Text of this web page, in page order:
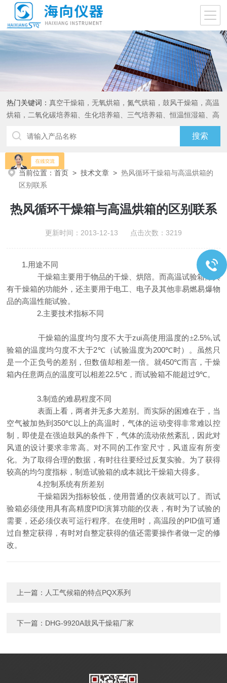
热门关键词：真空干燥箱，无氧烘箱，氮气烘箱，鼓风干燥箱，高温
烘箱，二氧化碳培养箱、生化培养箱、三气培养箱、恒温恒湿箱、高
当前位置：首页 >技术文章 >热风循环干燥箱与高温烘箱的
区别联系
热风循环干燥箱与高温烘箱的区别联系
更新时间：2013-12-13 点击次数：3219
1.用途不同
干燥箱主要用于物品的干燥、烘陪。而高温试验箱除具
有干燥箱的功能外，还主要用于电工、电子及其他非易燃易爆物
品的高温性能试验。
2.主要技术指标不同
干燥箱的温度均匀度不大于zui高使用温度的±2.5%,试
验箱的温度均匀度不大于2℃ （试验温度为200℃时）
。虽然只
是一个正负号的差别，但数值却相差一倍。就450℃而言，干燥
箱内任意两点的温度可以相差22.5℃ ，而试验箱不能超过9℃。
3.制造的难易程度不同
表面上看，两者并无多大差别。而实际的困难在于，当
空气被加热到350℃以上的高温时，气体的运动变得非常难以控
制，即使是在强迫鼓风的条件下，气体的流动依然紊乱，因此对
风道的设计要求非常高。对不同的工作室尺寸，风道应有所变
化。为了取得合理的数据，有时往往要经过反复实验。为了获得
较高的均匀度指标，制造试验箱的成本就比干燥箱大得多。
4.控制系统有所差别
干燥箱因为指标较低，使用普通的仪表就可以了。而试
验箱必须使用具有高精度PID演算功能的仪表，有时为了试验的
需要，还必须仪表可运行程序。在使用时，高温段的PID值可通
过自整定获得，有时对自整定获得的值还需要操作者做一定的修
改。
上一篇： 人工气候箱的特点PQX系列
下一篇： DHG-9920A鼓风干燥箱厂家